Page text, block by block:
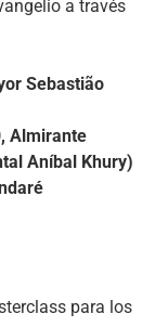
a través
Sebastião
Almirante
Aníbal Khury)
para los